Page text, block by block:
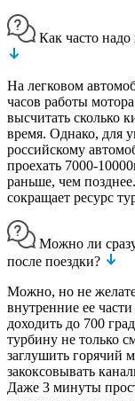
Как часто надо
На легковом
часов работы
высчитать сколько
время. Однако, для
российскому
проехать 7000-
раньше, чем
сокращает ресурс
Можно ли
после поездки?
Можно, но не
внутренние ее
доходить до 700
турбину не только
заглушить горячий
закоксовывать
Даже 3 минуты